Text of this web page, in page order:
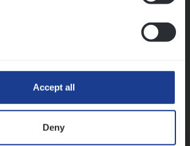
Accept all
Deny
Kennismaking met HR